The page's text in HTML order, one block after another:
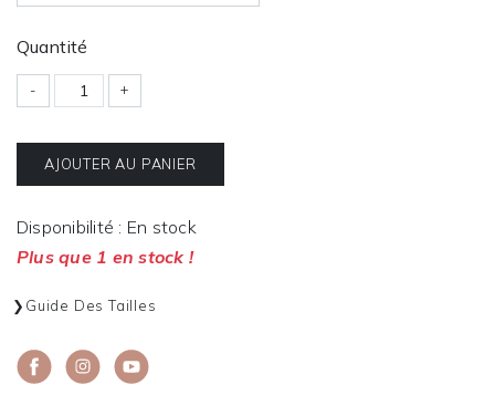
Quantité
- +
AJOUTER AU PANIER
Disponibilité : En stock
Plus que 1 en stock !
Guide Des Tailles